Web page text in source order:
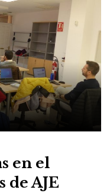
en el
de AJE